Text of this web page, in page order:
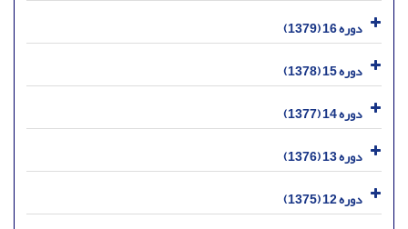
دوره 16 (1379)
دوره 15 (1378)
دوره 14 (1377)
دوره 13 (1376)
دوره 12 (1375)